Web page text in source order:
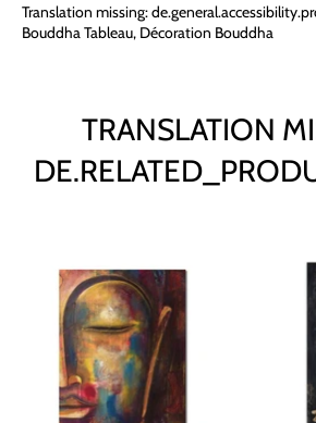
Translation missing:
Bouddha Tableau, Décoration Bouddha
TRANSLATION